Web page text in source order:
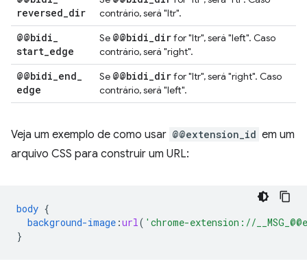
reversed_dir
contrário, será "ltr".
@@bidi_
start_edge
Se @@bidi_dirfor "ltr", será "left". Caso
contrário, será "right".
@@bidi_end_
edge
Se @@bidi_dirfor "ltr", será "right". Caso
contrário, será "left".
Veja um exemplo de como usar @@extension_id em um
arquivo CSS para construir um URL:
body {
background-image :url( 'chrome-extension://
}